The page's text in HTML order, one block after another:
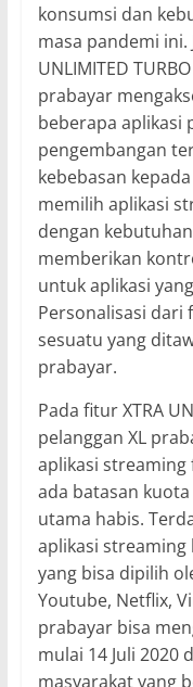
konsumsi dan
masa pandemi ini.
UNLIMITED
prabayar
beberapa aplikasi
pengembangan
kebebasan
memilih aplikasi
dengan
memberikan
untuk aplikasi
Personalisasi
sesuatu yang
prabayar.
Pada fitur XTRA
pelanggan XL
aplikasi
ada batasan
utama habis.
aplikasi
yang bisa dipilih
Youtube, Netflix,
prabayar bisa
mulai 14 Juli 2020
masyarakat yang